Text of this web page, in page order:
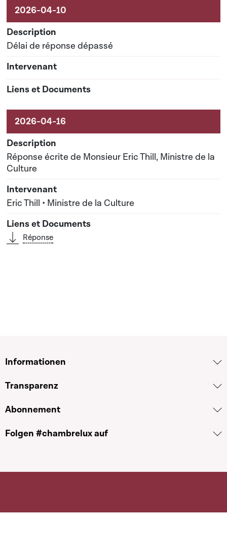
Délai de réponse dépassé
Réponse écrite de Monsieur Eric Thill, Ministre de la
Culture
Eric Thill • Ministre de la Culture
Réponse
Informationen
Transparenz
Abonnement
Folgen #chambrelux auf